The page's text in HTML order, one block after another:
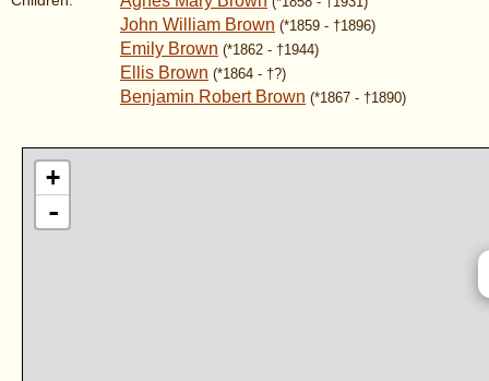
John William Brown (*1859 - †1896)
Emily Brown (*1862 - †1944)
Ellis Brown (*1864 - †?)
Benjamin Robert Brown (*1867 - †1890)
+
-